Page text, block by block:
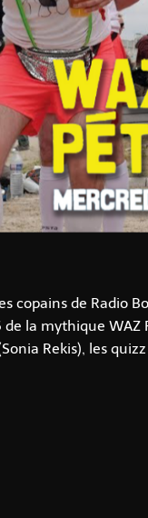
copains de Radio
la mythique WAZ
Rekis), les